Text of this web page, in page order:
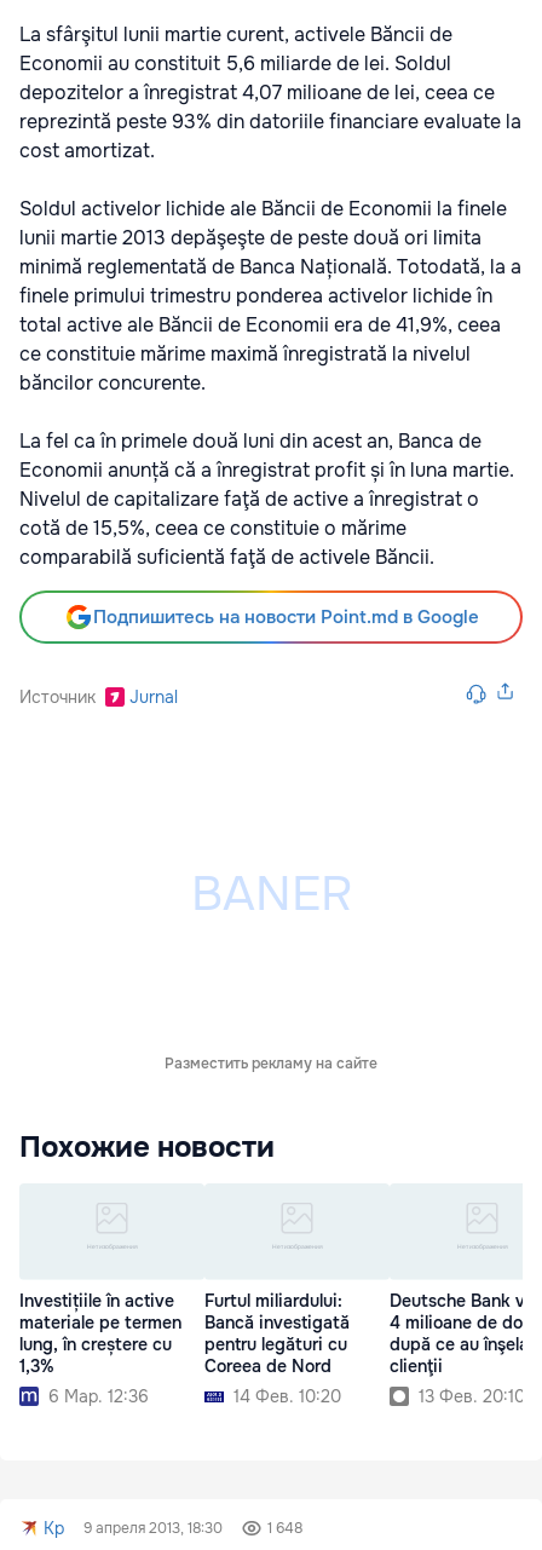
La sfârşitul lunii martie curent, activele Băncii de
Economii au constituit 5,6 miliarde de lei. Soldul
depozitelor a înregistrat 4,07 milioane de lei, ceea ce
reprezintă peste 93% din datoriile financiare evaluate la
cost amortizat.
Soldul activelor lichide ale Băncii de Economii la finele
lunii martie 2013 depăşeşte de peste două ori limita
minimă reglementată de Banca Națională. Totodată, la a
finele primului trimestru ponderea activelor lichide în
total active ale Băncii de Economii era de 41,9%, ceea
ce constituie mărime maximă înregistrată la nivelul
băncilor concurente.
La fel ca în primele două luni din acest an, Banca de
Economii anunță că a înregistrat profit și în luna martie.
Nivelul de capitalizare faţă de active a înregistrat o
cotă de 15,5%, ceea ce constituie o mărime
comparabilă suficientă faţă de activele Băncii.
Подпишитесь на новости Point.md в Google
Источник Jurnal
Разместить рекламу на сайте
Похожие новости
Investițiile în active
materiale pe termen
lung, în creștere cu
1,3%
6 Мар. 12:36
Furtul miliardului:
Bancă investigată
pentru legături cu
Coreea de Nord
14 Фев. 10:20
Deutsche Bank va
4 milioane de
după ce au înşelat
clienţii
13 Фев. 20:10
Kp 9 апреля 2013, 18:30 1 648